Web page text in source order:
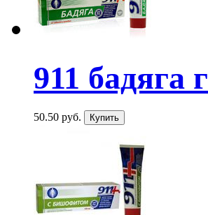
911 бадяга
50.50 руб.